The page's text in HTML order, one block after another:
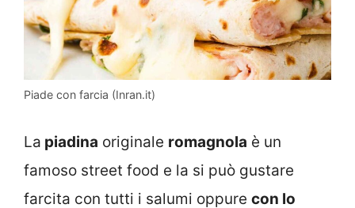
Piade con farcia (Inran.it)
La piadina originale romagnola è un
famoso street food e la si può gustare
farcita con tutti i salumi oppure con lo